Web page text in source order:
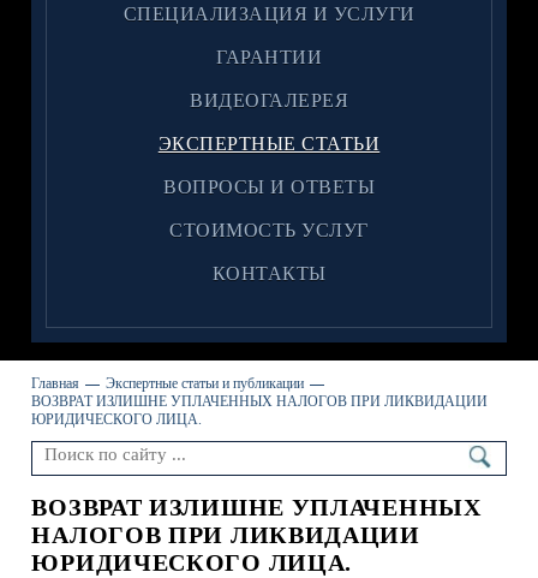
CПЕЦИАЛИЗАЦИЯ И УСЛУГИ
ГАРАНТИИ
ВИДЕОГАЛЕРЕЯ
ЭКСПЕРТНЫЕ СТАТЬИ
ВОПРОСЫ И ОТВЕТЫ
CТОИМОСТЬ УСЛУГ
КОНТАКТЫ
Главная
Экспертные статьи и публикации
ВОЗВРАТ ИЗЛИШНЕ УПЛАЧЕННЫХ НАЛОГОВ ПРИ ЛИКВИДАЦИИ
ЮРИДИЧЕСКОГО ЛИЦА.
ВОЗВРАТ ИЗЛИШНЕ УПЛАЧЕННЫХ
НАЛОГОВ ПРИ ЛИКВИДАЦИИ
ЮРИДИЧЕСКОГО ЛИЦА.